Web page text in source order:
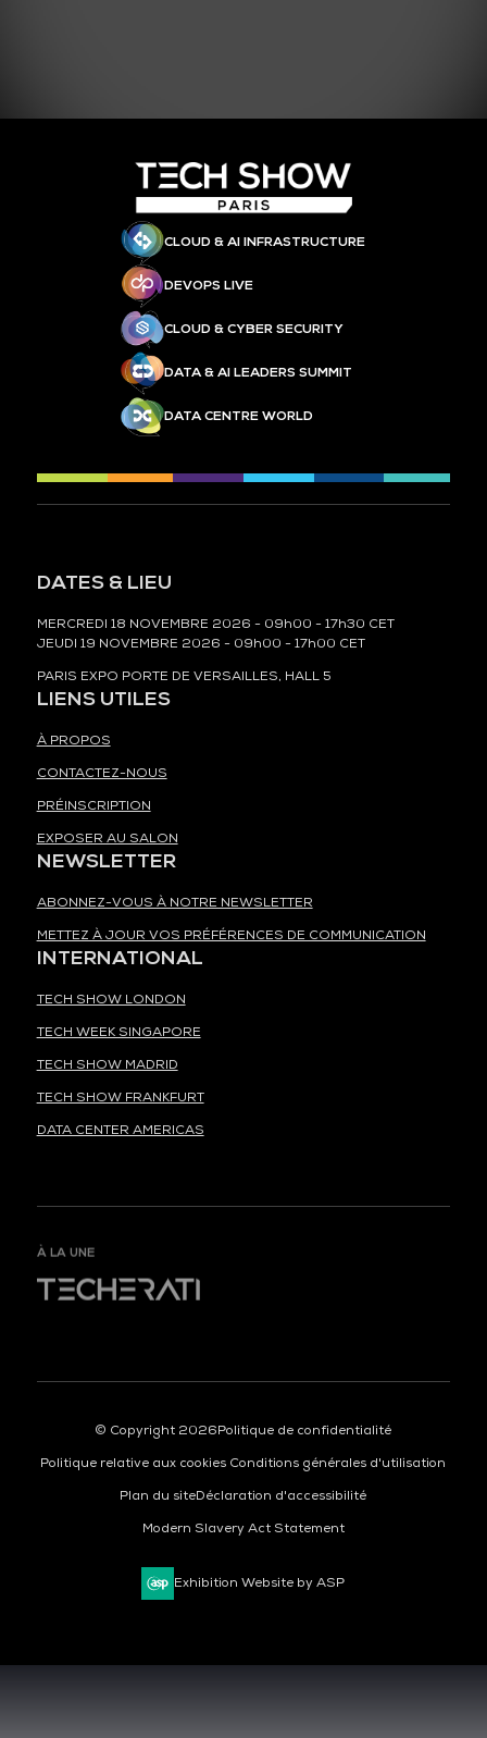
CLOUD & AI INFRASTRUCTURE
DEVOPS LIVE
CLOUD & CYBER SECURITY
DATA & AI LEADERS SUMMIT
DATA CENTRE WORLD
DATES & LIEU
MERCREDI 18 NOVEMBRE 2026 - 09h00 - 17h30 CET
JEUDI 19 NOVEMBRE 2026 - 09h00 - 17h00 CET
PARIS EXPO PORTE DE VERSAILLES, HALL 5
LIENS UTILES
À PROPOS
CONTACTEZ-NOUS
PRÉINSCRIPTION
EXPOSER AU SALON
NEWSLETTER
ABONNEZ-VOUS À NOTRE NEWSLETTER
METTEZ À JOUR VOS PRÉFÉRENCES DE COMMUNICATION
INTERNATIONAL
TECH SHOW LONDON
TECH WEEK SINGAPORE
TECH SHOW MADRID
TECH SHOW FRANKFURT
DATA CENTER AMERICAS
À LA UNE
© Copyright 2026Politique de confidentialité
Politique relative aux cookies Conditions générales d'utilisation
Plan du siteDéclaration d'accessibilité
Modern Slavery Act Statement
Exhibition Website by ASP